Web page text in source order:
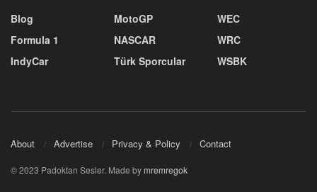
Blog
Formula 1
IndyCar
MotoGP
NASCAR
Türk Sporcular
WEC
WRC
WSBK
About Advertise Privacy & Policy Contact
© 2023 Padoktan Sesler. Made bymremregok